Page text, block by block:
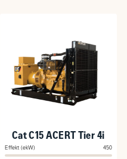
Cat C15 ACERT Tier 4i
Effekt (ekW) 450